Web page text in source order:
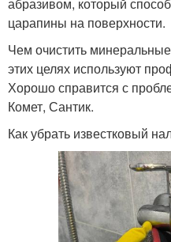
абразивом, который
царапины на поверхности.
Чем очистить
этих целях используют
Хорошо справится с
Комет, Сантик.
Как убрать известковый